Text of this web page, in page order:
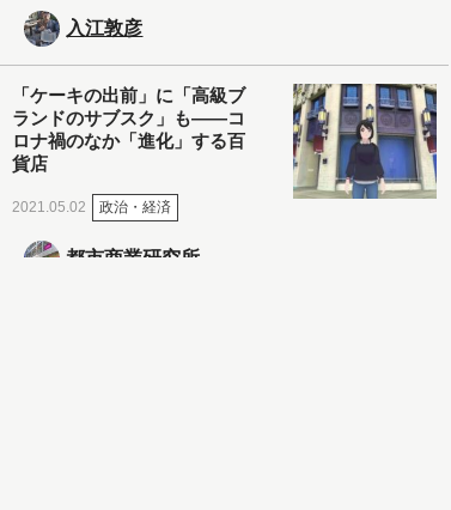
入江敦彦
「ケーキの出前」に「高級ブ
ランドのサブスク」も――コ
ロナ禍のなか「進化」する百
貨店
2021.05.02 政治・経済
都市商業研究所